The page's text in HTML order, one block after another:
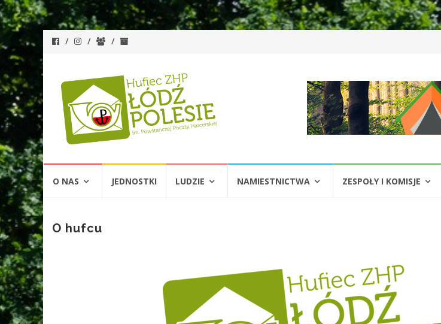
O NAS JEDNOSTKI LUDZIE NAMIESTNICTWA ZESPOŁY I KOMISJE
O hufcu